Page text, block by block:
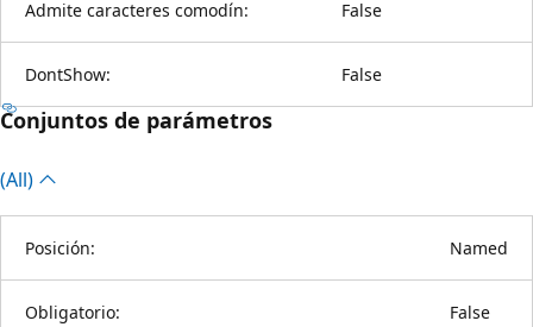
Admite caracteres comodín: False
DontShow: False
Conjuntos de parámetros
(All)
Posición: Named
Obligatorio: False